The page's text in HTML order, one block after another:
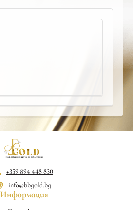
+359 894 448 830
info@bbgold.bg
Информация